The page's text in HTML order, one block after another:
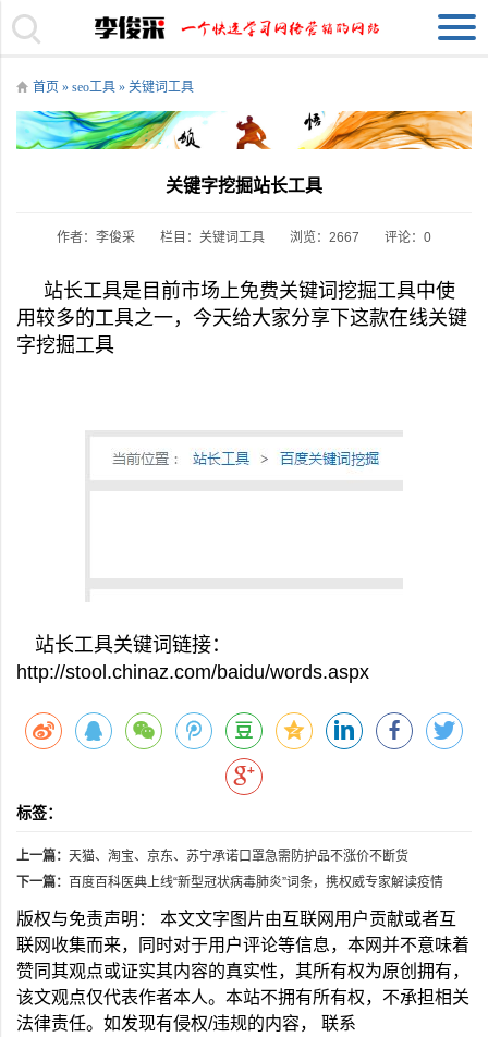
首页 » seo工具 » 关键词工具
关键字挖掘站长工具
作者：李俊采 栏目： 关键词工具 浏览：2667 评论：0
站长工具是目前市场上免费关键词挖掘工具中使
用较多的工具之一，今天给大家分享下这款在线关键
字挖掘工具
站长工具关键词链接：
http://stool.chinaz.com/baidu/words.aspx
标签：
上一篇： 天猫、淘宝、京东、苏宁承诺口罩急需防护品不涨价不断货
下一篇：
百度百科医典上线“新型冠状病毒肺炎”词条，携权威专家解读疫情
版权与免责声明： 本文文字图片由互联网用户贡献或者互
联网收集而来，同时对于用户评论等信息，本网并不意味着
赞同其观点或证实其内容的真实性，其所有权为原创拥有，
该文观点仅代表作者本人。本站不拥有所有权，不承担相关
法律责任。如发现有侵权/违规的内容， 联系